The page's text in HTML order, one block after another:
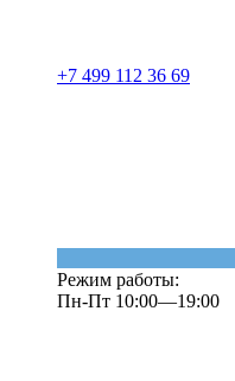
+7 499 112 36 69
Режим работы:
Пн-Пт 10:00—19:00